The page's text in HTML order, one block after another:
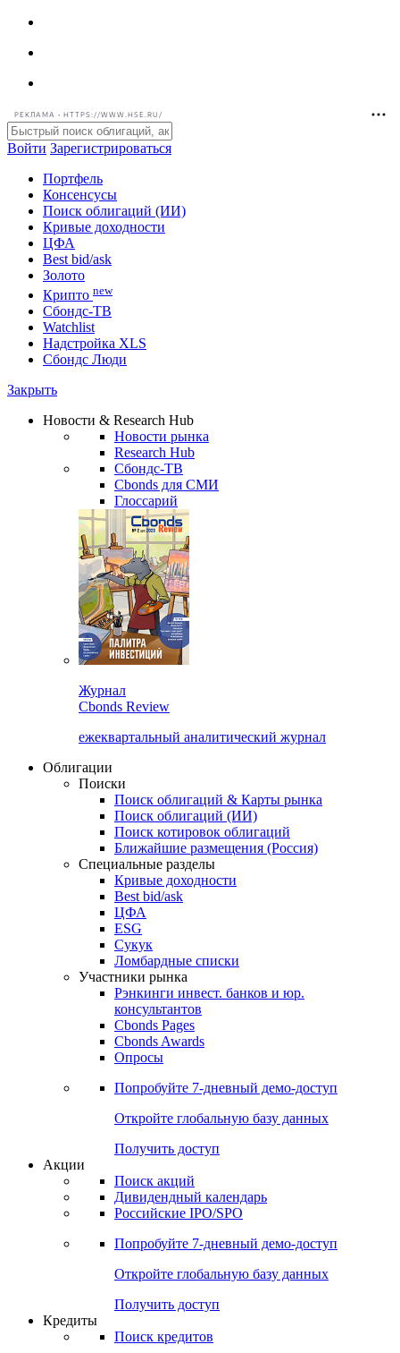
РЕКЛАМА • HTTPS://WWW.HSE.RU/
Войти Зарегистрироваться
Портфель
Консенсусы
Поиск облигаций (ИИ)
Кривые доходности
ЦФА
Best bid/ask
Золото
Крипто new
Watchlist
Сбондс Люди
Новости & Research Hub
Новости рынка
Research Hub
Сбондс-ТВ
Cbonds для СМИ
Глоссарий
Cbonds Review
ежеквартальный аналитический журнал
Облигации
Поиски
Поиск облигаций & Карты рынка
Поиск облигаций (ИИ)
Поиск котировок облигаций
Ближайшие размещения (Россия)
Специальные разделы
Кривые доходности
Best bid/ask
ЦФА
ESG
Сукук
Ломбардные списки
Участники рынка
Рэнкинги инвест. банков и юр.
Cbonds Pages
Опросы
Попробуйте7-дневный
Откройте глобальную базу данных
Получить доступ
Поиск акций
Российские IPO/SPO
Попробуйте7-дневный
Откройте глобальную базу данных